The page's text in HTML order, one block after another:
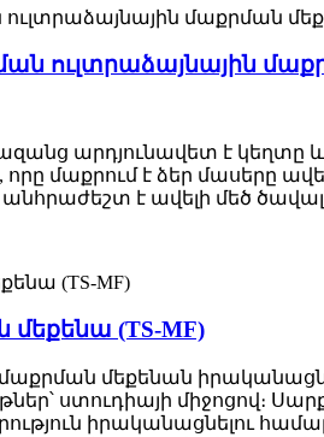
ուլտրաձայնային
արդյունավետ է կեղտը
որը մաքրում է ձեր
անհրաժեշտ է ավելի մեծ
(TS-MF)
մեքենան
ստուդիայի միջոցով։
իրականացնելու